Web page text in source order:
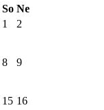
So Ne
1 2
8 9
15 16